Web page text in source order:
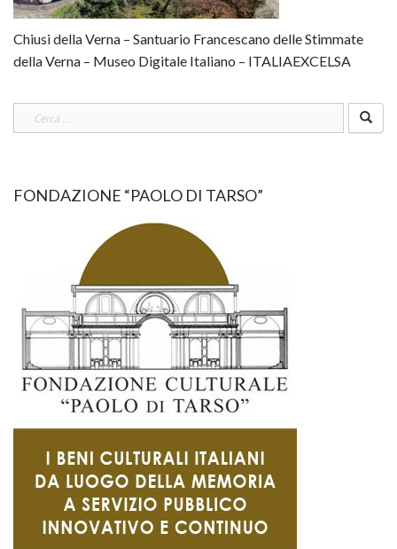
Chiusi della Verna – Santuario Francescano delle Stimmate
della Verna – Museo Digitale Italiano – ITALIAEXCELSA
Ricerca
per:
FONDAZIONE “PAOLO DI TARSO”